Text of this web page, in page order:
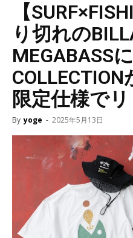
【
り切れの
MEGABASS
限定仕様でリ
By yoge - 2025年5月13日